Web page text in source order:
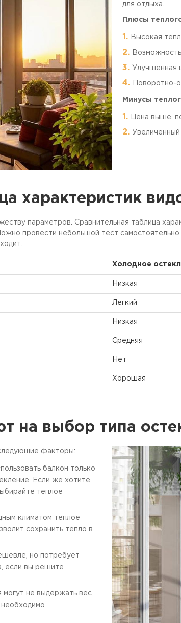
для отдыха.
Плюсы
Высокая
Возможность
Улучшенная
Поворотно-
Минусы
Цена выше,
Увеличенный
характеристик
параметров. Сравнительная таблица
провести небольшой тест
Холодное
Низкая
Легкий
Низкая
Средняя
Нет
Хорошая
на выбор типа
факторы:
балкон только
Если же хотите
теплое
климатом теплое
сохранить тепло в
но потребует
если вы решите
могут не выдержать вес
необходимо